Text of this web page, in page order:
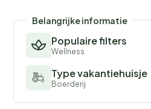
Belangrijke informatie
Populaire filters
Wellness
Type vakantiehuisje
Boerderij